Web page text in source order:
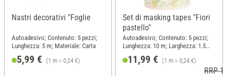
Nastri decorativi "Foglie
Autoadesivo; Contenuto: 5 pezzi;
Lunghezza: 5 m; Materiale: Carta
5,99 € (1 m = 0,24 €)
Set di masking tapes "Fiori
pastello"
Autoadesivo; Contenuto: 5 pezzi;
Lunghezza: 10 m; Larghezza: 1.5
11,99 € (1 m = 0,24 €)
RRP